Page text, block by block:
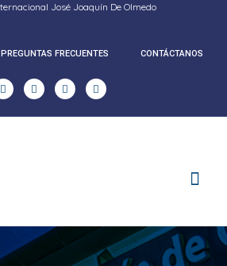
José Joaquín De Olmedo
PREGUNTAS FRECUENTES CONTÁCTANOS